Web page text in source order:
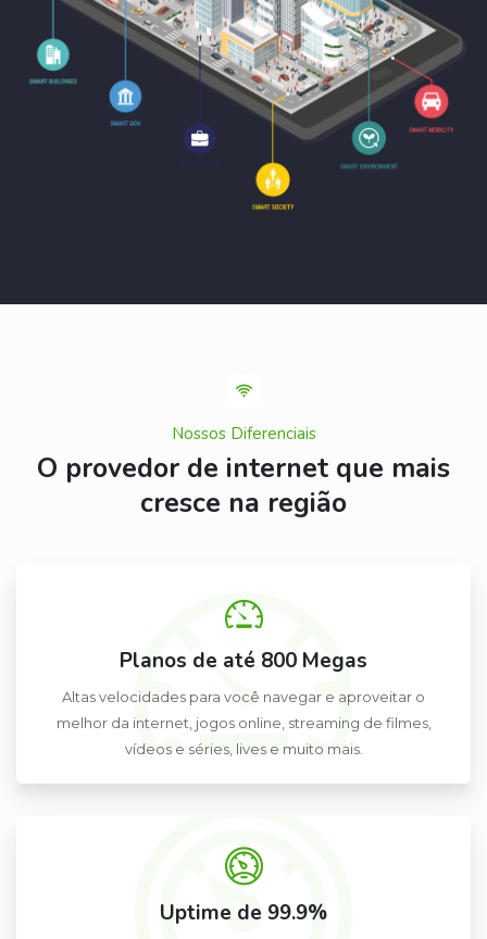
Nossos Diferenciais
O provedor de internet que mais
cresce na região
Planos de até 800 Megas
Altas velocidades para você navegar e aproveitar o
melhor da internet, jogos online, streaming de filmes,
vídeos e séries, lives e muito mais.
Uptime de 99.9%